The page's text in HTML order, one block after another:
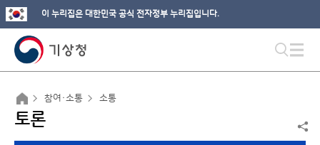
이 누리집은 대한민국 공식 전자정부 누리집입니다.
참여·소통 소통
토론